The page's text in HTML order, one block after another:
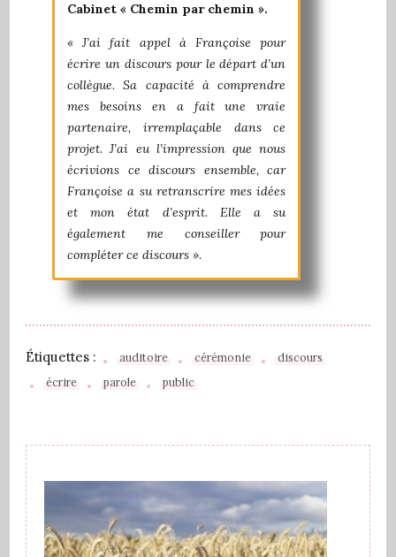
Cabinet « Chemin par chemin ».
«J’ai fait appel à Françoise pour
écrire un discours pour le départ d’un
collègue. Sa capacité à comprendre
mes besoins en a fait une vraie
partenaire, irremplaçable dans ce
projet. J’ai eu l’impression que nous
écrivions ce discours ensemble, car
Françoise a su retranscrire mes idées
et mon état d’esprit. Elle a su
également me conseiller pour
compléter ce discours ».
Étiquettes : auditoire cérémonie
discours
écrire
parole public